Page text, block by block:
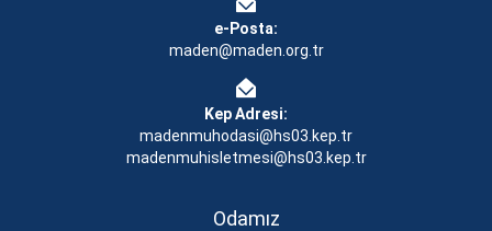
e-Posta:
maden@maden.org.tr
Kep Adresi:
madenmuhodasi@hs03.kep.tr
madenmuhisletmesi@hs03.kep.tr
Odamız